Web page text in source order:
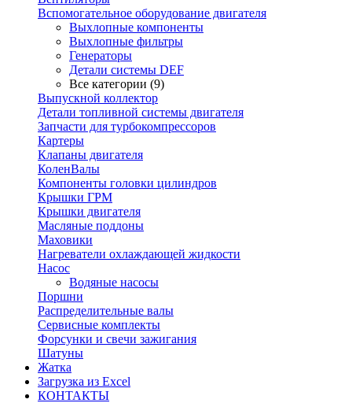
Вспомогательное оборудование двигателя
Выхлопные компоненты
Выхлопные фильтры
Генераторы
Детали системы DEF
Все категории (9)
Выпускной коллектор
Детали топливной системы двигателя
Запчасти для турбокомпрессоров
Картеры
Клапаны двигателя
КоленВалы
Компоненты головки цилиндров
Крышки ГРМ
Крышки двигателя
Масляные поддоны
Маховики
Нагреватели охлаждающей жидкости
Насос
Водяные насосы
Поршни
Распределительные валы
Сервисные комплекты
Форсунки и свечи зажигания
Шатуны
Жатка
Загрузка из Excel
КОНТАКТЫ